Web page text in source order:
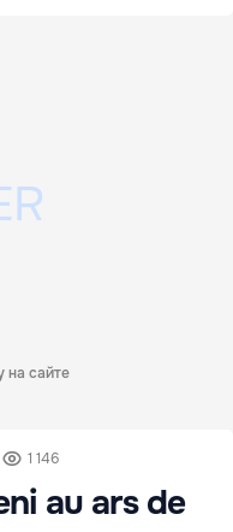
на сайте
1 146
au ars de